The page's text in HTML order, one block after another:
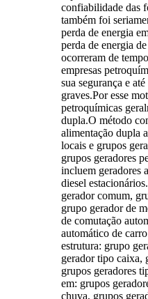
confiabilidade das
também foi
perda de energia
perda de energia
ocorreram de
empresas
sua segurança e
graves.Por esse
petroquímicas
dupla.O método
alimentação dupla
locais e grupos
grupos geradores
incluem geradores
diesel
gerador comum,
grupo gerador de
de comutação
automático de
estrutura: grupo
gerador tipo caixa,
grupos geradores
em: grupos
chuva, grupos